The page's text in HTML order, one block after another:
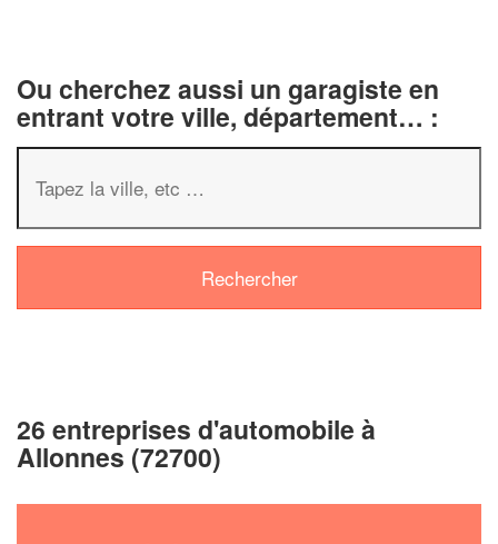
Ou cherchez aussi un garagiste en
entrant votre ville, département… :
26 entreprises d'automobile à
Allonnes (72700)